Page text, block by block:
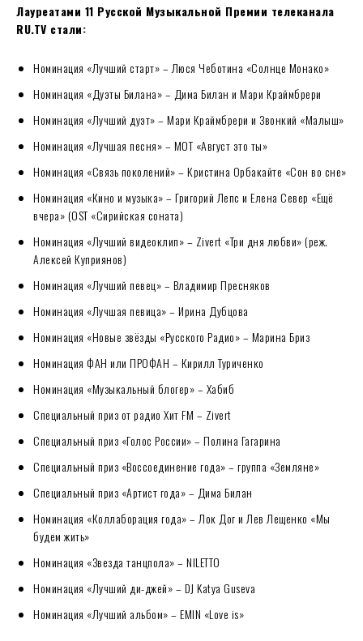
Лауреатами 11 Русской Музыкальной Премии телеканала
RU.TV стали:
Номинация «Лучший старт» – Люся Чеботина «Солнце Монако»
Номинация «Дуэты Билана» – Дима Билан и Мари Краймбрери
Номинация «Лучший дуэт» – Мари Краймбрери и Звонкий «Малыш»
Номинация «Лучшая песня» – МОТ «Август это ты»
Номинация «Связь поколений» – Кристина Орбакайте «Сон во сне»
Номинация «Кино и музыка» – Григорий Лепс и Елена Север «Ещё
вчера» (OST «Сирийская соната)
Номинация «Лучший видеоклип» – Zivert «Три дня любви» (реж.
Алексей Куприянов)
Номинация «Лучший певец» – Владимир Пресняков
Номинация «Лучшая певица» – Ирина Дубцова
Номинация «Новые звёзды «Русского Радио» – Марина Бриз
Номинация ФАН или ПРОФАН – Кирилл Туриченко
Номинация «Музыкальный блогер» – Хабиб
Специальный приз от радио Хит FM – Zivert
Специальный приз «Голос России» – Полина Гагарина
Специальный приз «Воссоединение года» – группа «Земляне»
Специальный приз «Артист года» – Дима Билан
Номинация «Коллаборация года» – Лок Дог и Лев Лещенко «Мы
будем жить»
Номинация «Звезда танцпола» – NILETTO
Номинация «Лучший ди-джей» – DJ Katya Guseva
Номинация «Лучший альбом» – EMIN «Love is»